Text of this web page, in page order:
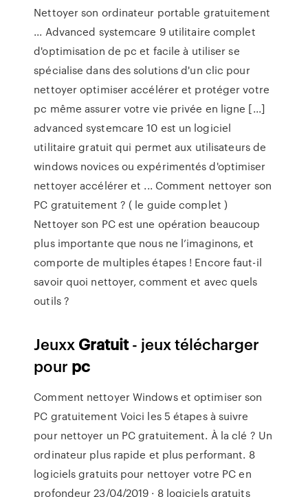
Nettoyer son ordinateur portable gratuitement
... Advanced systemcare 9 utilitaire complet
d'optimisation de pc et facile à utiliser se
spécialise dans des solutions d'un clic pour
nettoyer optimiser accélérer et protéger votre
pc même assurer votre vie privée en ligne [...]
advanced systemcare 10 est un logiciel
utilitaire gratuit qui permet aux utilisateurs de
windows novices ou expérimentés d'optimiser
nettoyer accélérer et ... Comment nettoyer son
PC gratuitement ? ( le guide complet )
Nettoyer son PC est une opération beaucoup
plus importante que nous ne l’imaginons, et
comporte de multiples étapes ! Encore faut-il
savoir quoi nettoyer, comment et avec quels
outils ?
Jeuxx Gratuit- jeux télécharger
pour pc
Comment nettoyer Windows et optimiser son
PC gratuitement Voici les 5 étapes à suivre
pour nettoyer un PC gratuitement. À la clé ? Un
ordinateur plus rapide et plus performant. 8
logiciels gratuits pour nettoyer votre PC en
profondeur 23/04/2019 · 8 logiciels gratuits